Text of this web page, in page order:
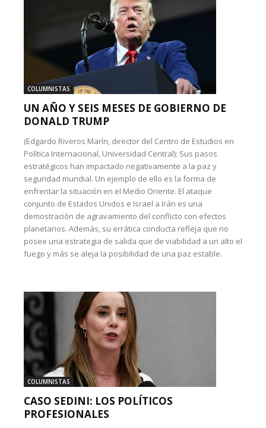
COLUMNISTAS
UN AÑO Y SEIS MESES DE GOBIERNO DE
DONALD TRUMP
(Edgardo Riveros Marín, director del Centro de Estudios en
Política Internacional, Universidad Central): Sus pasos
estratégicos han impactado negativamente a la paz y
seguridad mundial. Un ejemplo de ello es la forma de
enfrentar la situación en el Medio Oriente. El ataque
conjunto de Estados Unidos e Israel a Irán es una
demostración de agravamiento del conflicto con efectos
planetarios. Además, su errática conducta refleja que no
posee una estrategia de salida que de viabilidad a un alto el
fuego y más se aleja la posibilidad de una paz estable.
COLUMNISTAS
CASO SEDINI: LOS POLÍTICOS
PROFESIONALES